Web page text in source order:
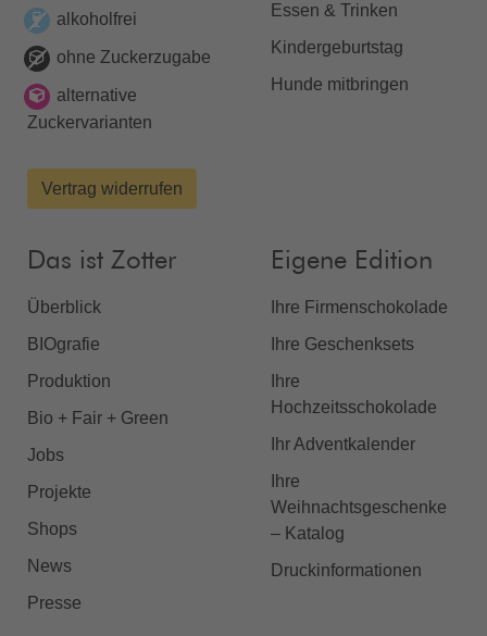
alkoholfrei
ohne Zuckerzugabe
alternative
Zuckervarianten
Vertrag widerrufen
Essen & Trinken
Kindergeburtstag
Hunde mitbringen
Das ist Zotter
Überblick
BIOgrafie
Produktion
Bio + Fair + Green
Jobs
Projekte
Shops
News
Presse
Eigene Edition
Ihre Firmenschokolade
Ihre Geschenksets
Ihre
Hochzeitsschokolade
Ihr Adventkalender
Ihre
Weihnachtsgeschenke
– Katalog
Druckinformationen